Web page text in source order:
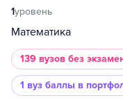
1уровень
Математика
139 вузов без
1 вуз баллы в